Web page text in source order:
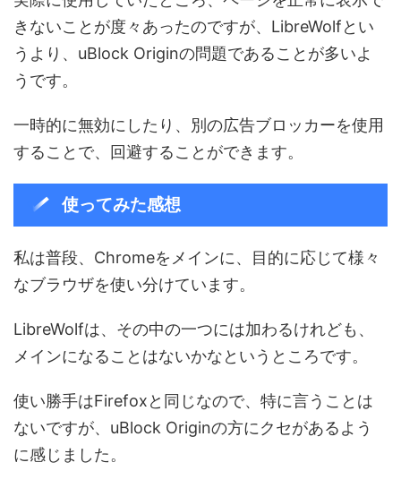
きないことが度々あったのですが、LibreWolfとい
うより、uBlock Originの問題であることが多いよ
うです。
一時的に無効にしたり、別の広告ブロッカーを使用
することで、回避することができます。
使ってみた感想
私は普段、Chromeをメインに、目的に応じて様々
なブラウザを使い分けています。
LibreWolfは、その中の一つには加わるけれども、
メインになることはないかなというところです。
使い勝手はFirefoxと同じなので、特に言うことは
ないですが、uBlock Originの方にクセがあるよう
に感じました。